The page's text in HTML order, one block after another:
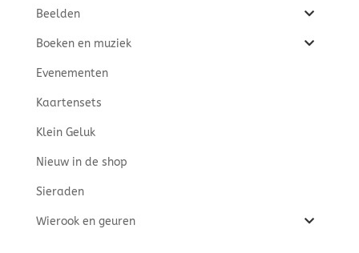
Beelden
Boeken en muziek
Evenementen
Kaartensets
Klein Geluk
Nieuw in de shop
Sieraden
Wierook en geuren